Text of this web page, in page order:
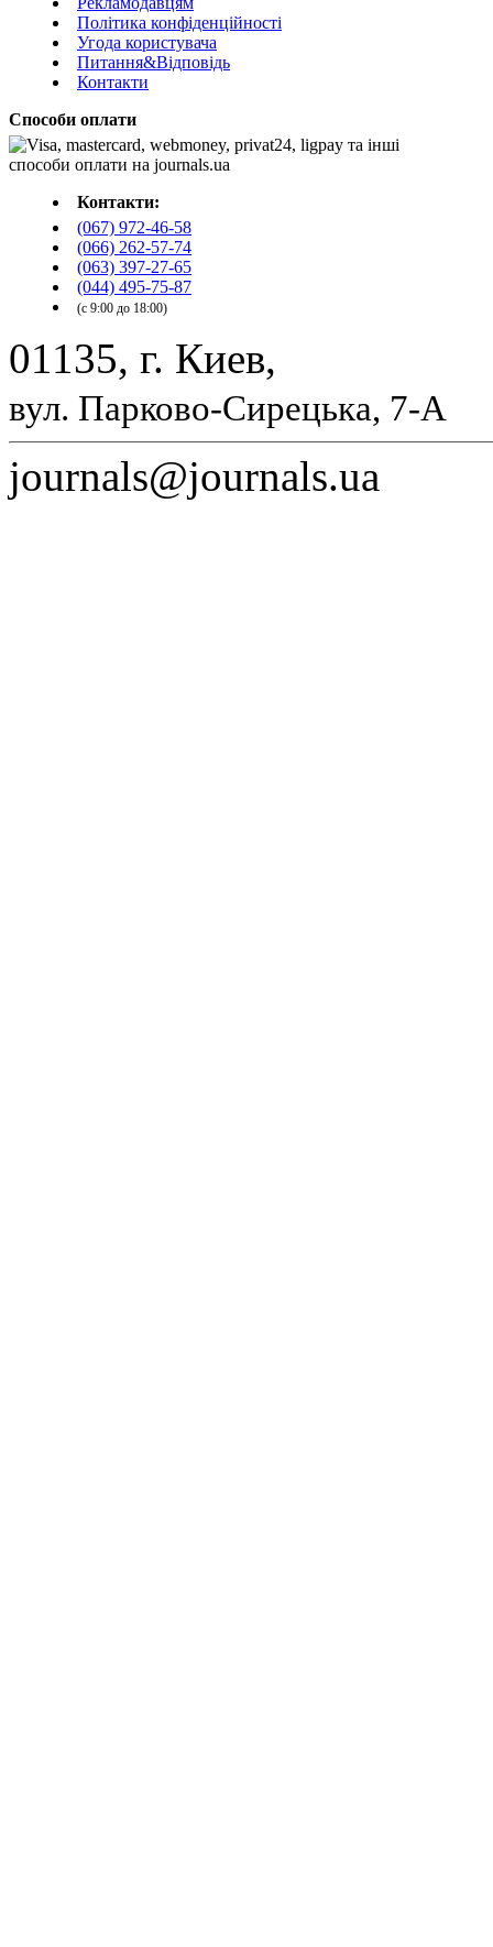
Політика конфіденційності
Угода користувача
Питання&Відповідь
Контакти
Способи оплати
Контакти:
(067) 972-46-58
(066) 262-57-74
(063) 397-27-65
(044) 495-75-87
(с 9:00 до 18:00)
01135, г. Киев,
вул. Парково-Сирецька, 7-А
journals@journals.ua